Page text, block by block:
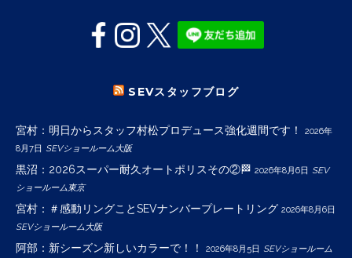
SEVスタッフブログ
宮村：明日からスタッフ村松プロデュース強化週間です！
2026年
8月7日 SEVショールーム大阪
黒沼：2026スーパー耐久オートポリスその②🏁 2026年8月6日 SEV
ショールーム東京
宮村：＃感動リングことSEVナンバープレートリング 2026年8月6日
SEVショールーム大阪
阿部：新シーズン新しいカラーで！！ 2026年8月5日 SEVショールーム